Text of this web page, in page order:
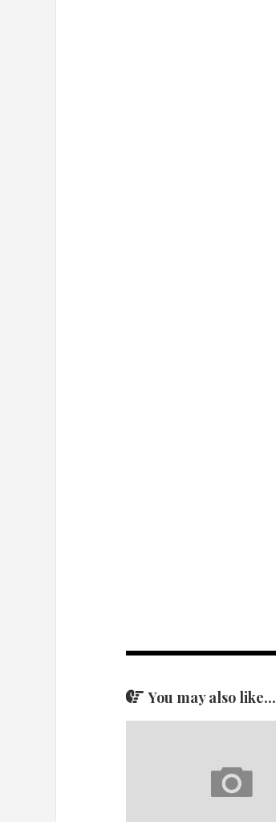
You may also like...